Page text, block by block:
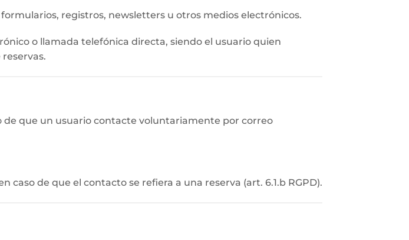
registros, newsletters u otros medios electrónicos.
o llamada telefónica directa, siendo el usuario quien
de que un usuario contacte voluntariamente por correo
caso de que el contacto se refiera a una reserva (art. 6.1.b RGPD).